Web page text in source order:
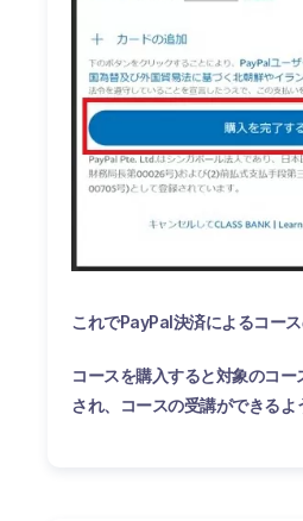
これでPayPal決済によるコース
コースを購入すると対象のコ
され、コースの受講ができるよ